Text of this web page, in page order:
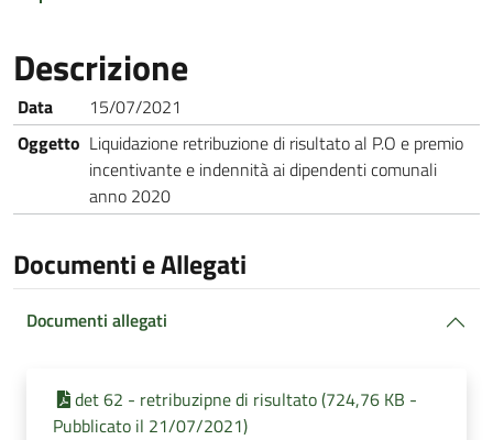
Descrizione
Data
15/07/2021
Oggetto Liquidazione retribuzione di risultato al P.O e premio
incentivante e indennità ai dipendenti comunali
anno 2020
Documenti e Allegati
Documenti allegati
det 62 - retribuzipne di risultato (724,76 KB -
Pubblicato il 21/07/2021)